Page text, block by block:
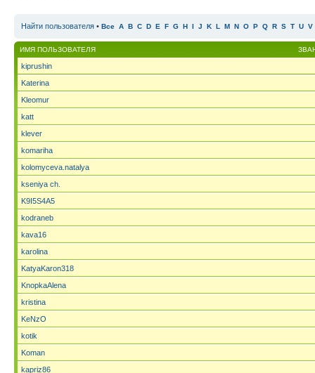
Найти пользователя • Все A B C D E F G H I J K L M N O P Q R S T U V
ИМЯ ПОЛЬЗОВАТЕЛЯ
kiprushin
Katerina
Kleomur
katt
klever
komariha
kolomyceva.natalya
kseniya ch.
K9I5S4A5
kodraneb
kava16
karolina
KatyaKaron318
KnopkaAlena
kristina
KeNzO
kotik
Koman
kapriz86